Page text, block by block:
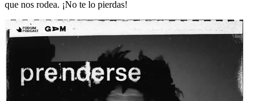
que nos rodea. ¡No te lo pierdas!